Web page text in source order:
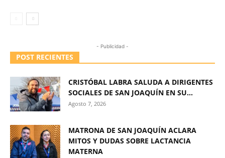
- Publicidad -
POST RECIENTES
CRISTÓBAL LABRA SALUDA A DIRIGENTES
SOCIALES DE SAN JOAQUÍN EN SU...
Agosto 7, 2026
MATRONA DE SAN JOAQUÍN ACLARA
MITOS Y DUDAS SOBRE LACTANCIA
MATERNA